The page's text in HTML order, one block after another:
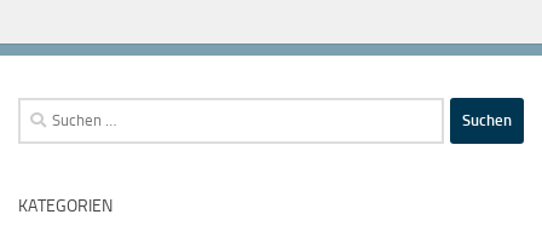
Suchen
nach:
KATEGORIEN